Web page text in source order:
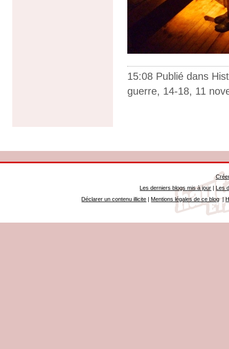
15:08 Publié dans
guerre, 14-18, 11
Les derniers blogs mis à jour
Les
Déclarer un contenu illicite
Mentions légales de ce blog|